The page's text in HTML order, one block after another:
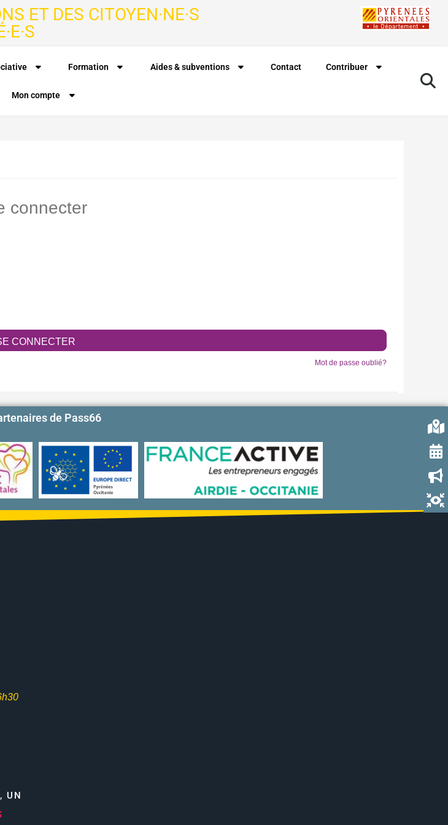
ET DES CITOYEN·NE·S
Formation Aides & subventions Contact Contribuer
Mon compte
connecter
CONNECTER
Mot de passe oublié?
de Pass66
UN